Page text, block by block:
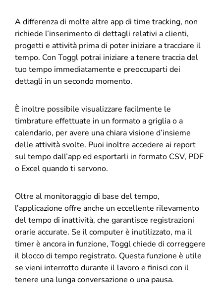
A differenza di molte altre app di time tracking, non
richiede l’inserimento di dettagli relativi a clienti,
progetti e attività prima di poter iniziare a tracciare il
tempo. Con Toggl potrai iniziare a tenere traccia del
tuo tempo immediatamente e preoccuparti dei
dettagli in un secondo momento.
È inoltre possibile visualizzare facilmente le
timbrature effettuate in un formato a griglia o a
calendario, per avere una chiara visione d’insieme
delle attività svolte. Puoi inoltre accedere ai report
sul tempo dall’app ed esportarli in formato CSV, PDF
o Excel quando ti servono.
Oltre al monitoraggio di base del tempo,
l’applicazione offre anche un eccellente rilevamento
del tempo di inattività, che garantisce registrazioni
orarie accurate. Se il computer è inutilizzato, ma il
timer è ancora in funzione, Toggl chiede di correggere
il blocco di tempo registrato. Questa funzione è utile
se vieni interrotto durante il lavoro e finisci con il
tenere una lunga conversazione o una pausa.